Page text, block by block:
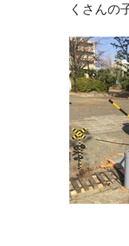
くさんの